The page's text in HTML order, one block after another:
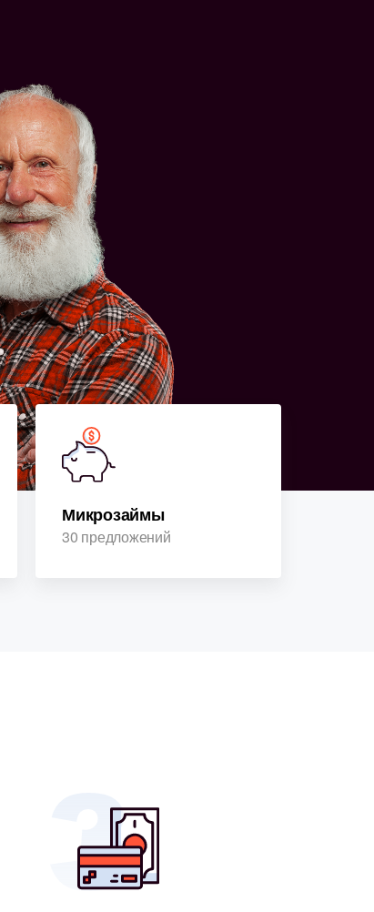
Микрозаймы
30 предложений